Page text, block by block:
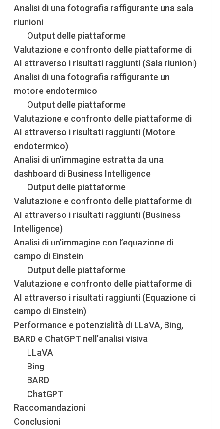
Analisi di una fotografia raffigurante una sala
riunioni
Output delle piattaforme
Valutazione e confronto delle piattaforme di
AI attraverso i risultati raggiunti (Sala riunioni)
Analisi di una fotografia raffigurante un
motore endotermico
Output delle piattaforme
Valutazione e confronto delle piattaforme di
AI attraverso i risultati raggiunti (Motore
endotermico)
Analisi di un’immagine estratta da una
dashboard di Business Intelligence
Output delle piattaforme
Valutazione e confronto delle piattaforme di
AI attraverso i risultati raggiunti (Business
Intelligence)
Analisi di un’immagine con l’equazione di
campo di Einstein
Output delle piattaforme
Valutazione e confronto delle piattaforme di
AI attraverso i risultati raggiunti (Equazione di
campo di Einstein)
Performance e potenzialità di LLaVA, Bing,
BARD e ChatGPT nell’analisi visiva
LLaVA
Bing
BARD
ChatGPT
Raccomandazioni
Conclusioni